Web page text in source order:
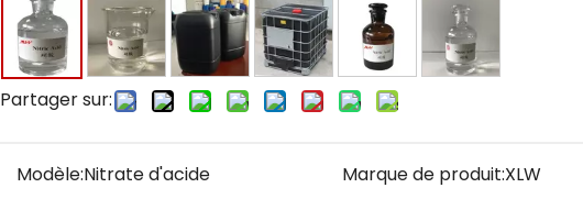
Partager sur:
Modèle:Nitrate d'acide Marque de produit:XLW